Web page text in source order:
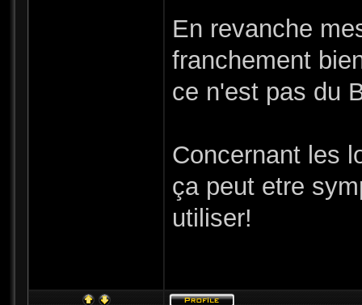
En revanche
franchement
ce n'est pas du
Concernant les
ça peut etre
utiliser!